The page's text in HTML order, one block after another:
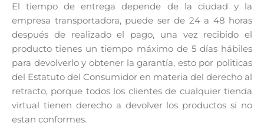
El tiempo de entrega depende de la ciudad y la
empresa transportadora, puede ser de 24 a 48 horas
después de realizado el pago, una vez recibido el
producto tienes un tiempo máximo de 5 días hábiles
para devolverlo y obtener la garantía, esto por politicas
del Estatuto del Consumidor en materia del derecho al
retracto, porque todos los clientes de cualquier tienda
virtual tienen derecho a devolver los productos si no
estan conformes.